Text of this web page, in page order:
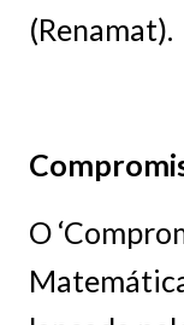
(Renamat).
O